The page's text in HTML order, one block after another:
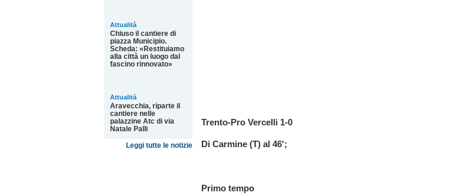
Attualità
Chiuso il cantiere di
piazza Municipio.
Scheda: «Restituiamo
alla città un luogo dal
fascino rinnovato»
Attualità
Aravecchia, riparte il
cantiere nelle
palazzine Atc di via
Natale Palli
Leggi tutte le notizie
Trento-Pro Vercelli 1-0
Di Carmine (T) al 46';
Primo tempo